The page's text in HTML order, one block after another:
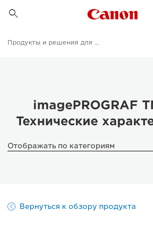

Продукты и решения для бизнеса
imagePROGRAF
Технические
Отображать по категориям
Вернуться к обзору продукта